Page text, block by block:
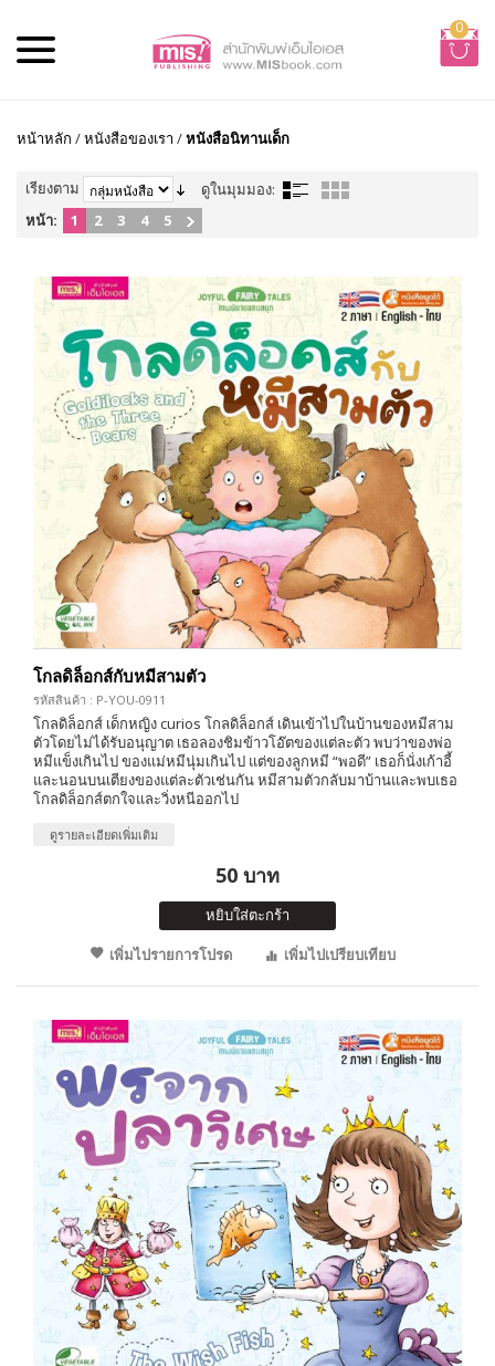
0
หน้าหลัก /หนังสือของเรา /หนังสือนิทานเด็ก
เรียงตาม
ดูในมุมมอง:
หน้า:
1 2 3 4 5
โกลดิล็อกส์กับหมีสามตัว
รหัสสินค้า : P-YOU-0911
โกลดิล็อกส์ เด็กหญิง curios โกลดิล็อกส์ เดินเข้าไปในบ้านของหมีสาม
ตัวโดยไม่ได้รับอนุญาต เธอลองชิมข้าวโอ๊ตของแต่ละตัว พบว่าของพ่อ
หมีแข็งเกินไป ของแม่หมีนุ่มเกินไป แต่ของลูกหมี “พอดี” เธอก็นั่งเก้าอี้
และนอนบนเตียงของแต่ละตัวเช่นกัน หมีสามตัวกลับมาบ้านและพบเธอ
โกลดิล็อกส์ตกใจและวิ่งหนีออกไป
ดูรายละเอียดเพิ่มเติม
50 บาท
หยิบใส่ตะกร้า
เพิ่มไปรายการโปรด
เพิ่มไปเปรียบเทียบ